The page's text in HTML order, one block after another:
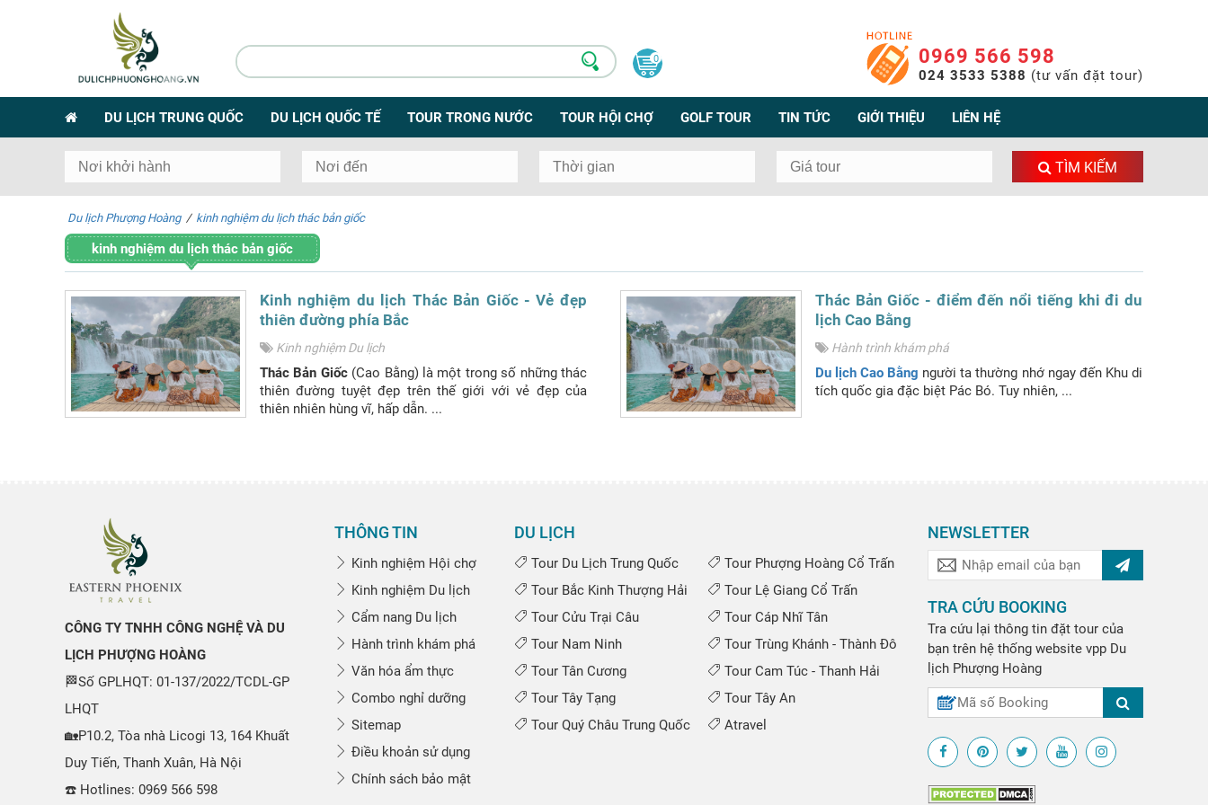
0 0969 566 598
024 3533 5388 (tư vấn đặt tour)
DU LỊCH TRUNG QUỐC DU LỊCH QUỐC TẾ TOUR TRONG NƯỚC TOUR HỘI CHỢ GOLF TOUR TIN TỨC GIỚI THIỆU LIÊN HỆ
TÌM KIẾM
Du lịch Phượng Hoàng / kinh nghiệm du lịch thác bản giốc
kinh nghiệm du lịch thác bản giốc
Kinh nghiệm du lịch Thác Bản Giốc - Vẻ đẹp
thiên đường phía Bắc
Kinh nghiệm Du lịch
Thác Bản Giốc(Cao Bằng) là một trong số những thác
thiên đường tuyệt đẹp trên thế giới với vẻ đẹp của
thiên nhiên hùng vĩ, hấp dẫn. ...
Thác Bản Giốc - điểm đến nổi tiếng khi đi du
lịch Cao Bằng
Hành trình khám phá
Du lịch Cao Bằng người ta thường nhớ ngay đến Khu di
tích quốc gia đặc biệt Pác Bó. Tuy nhiên, ...
CÔNG TY TNHH CÔNG NGHỆ VÀ DU
LỊCH PHƯỢNG HOÀNG
🏁Số GPLHQT: 01-137/2022/TCDL-GP
LHQT
🏡P10.2, Tòa nhà Licogi 13, 164 Khuất
Duy Tiến, Thanh Xuân, Hà Nội
☎️ Hotlines: 0969 566 598
THÔNG TIN
Kinh nghiệm Hội chợ
Kinh nghiệm Du lịch
Cẩm nang Du lịch
Hành trình khám phá
Văn hóa ẩm thực
Combo nghỉ dưỡng
Sitemap
Điều khoản sử dụng
Chính sách bảo mật
DU LỊCH
Tour Du Lịch Trung Quốc
Tour Phượng Hoàng Cổ Trấn
Tour Bắc Kinh Thượng Hải
Tour Lệ Giang Cổ Trấn
Tour Cửu Trại Câu
Tour Cáp Nhĩ Tân
Tour Nam Ninh
Tour Trùng Khánh - Thành Đô
Tour Tân Cương
Tour Cam Túc - Thanh Hải
Tour Tây Tạng
Tour Tây An
Tour Quý Châu Trung Quốc
Atravel
NEWSLETTER
TRA CỨU BOOKING
Tra cứu lại thông tin đặt tour của
bạn trên hệ thống website vpp Du
lịch Phượng Hoàng